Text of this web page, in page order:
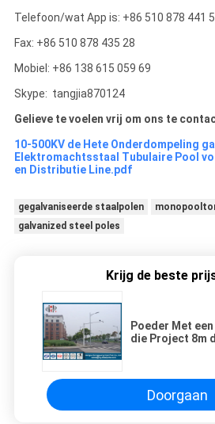
Telefoon/wat App is: +86 510 878 441
Fax: +86 510 878 435 28
Mobiel: +86 138 615 059 69
Skype: tangjia870124
Gelieve te voelen vrij om ons te
10-500KV de Hete Onderdompeling
Elektromachtsstaal Tubulaire Pool
en Distributie Line.pdf
gegalvaniseerde staalpolen
galvanized steel poles
Krijg de beste
Poeder Met
die Project 8m
Doorgaan